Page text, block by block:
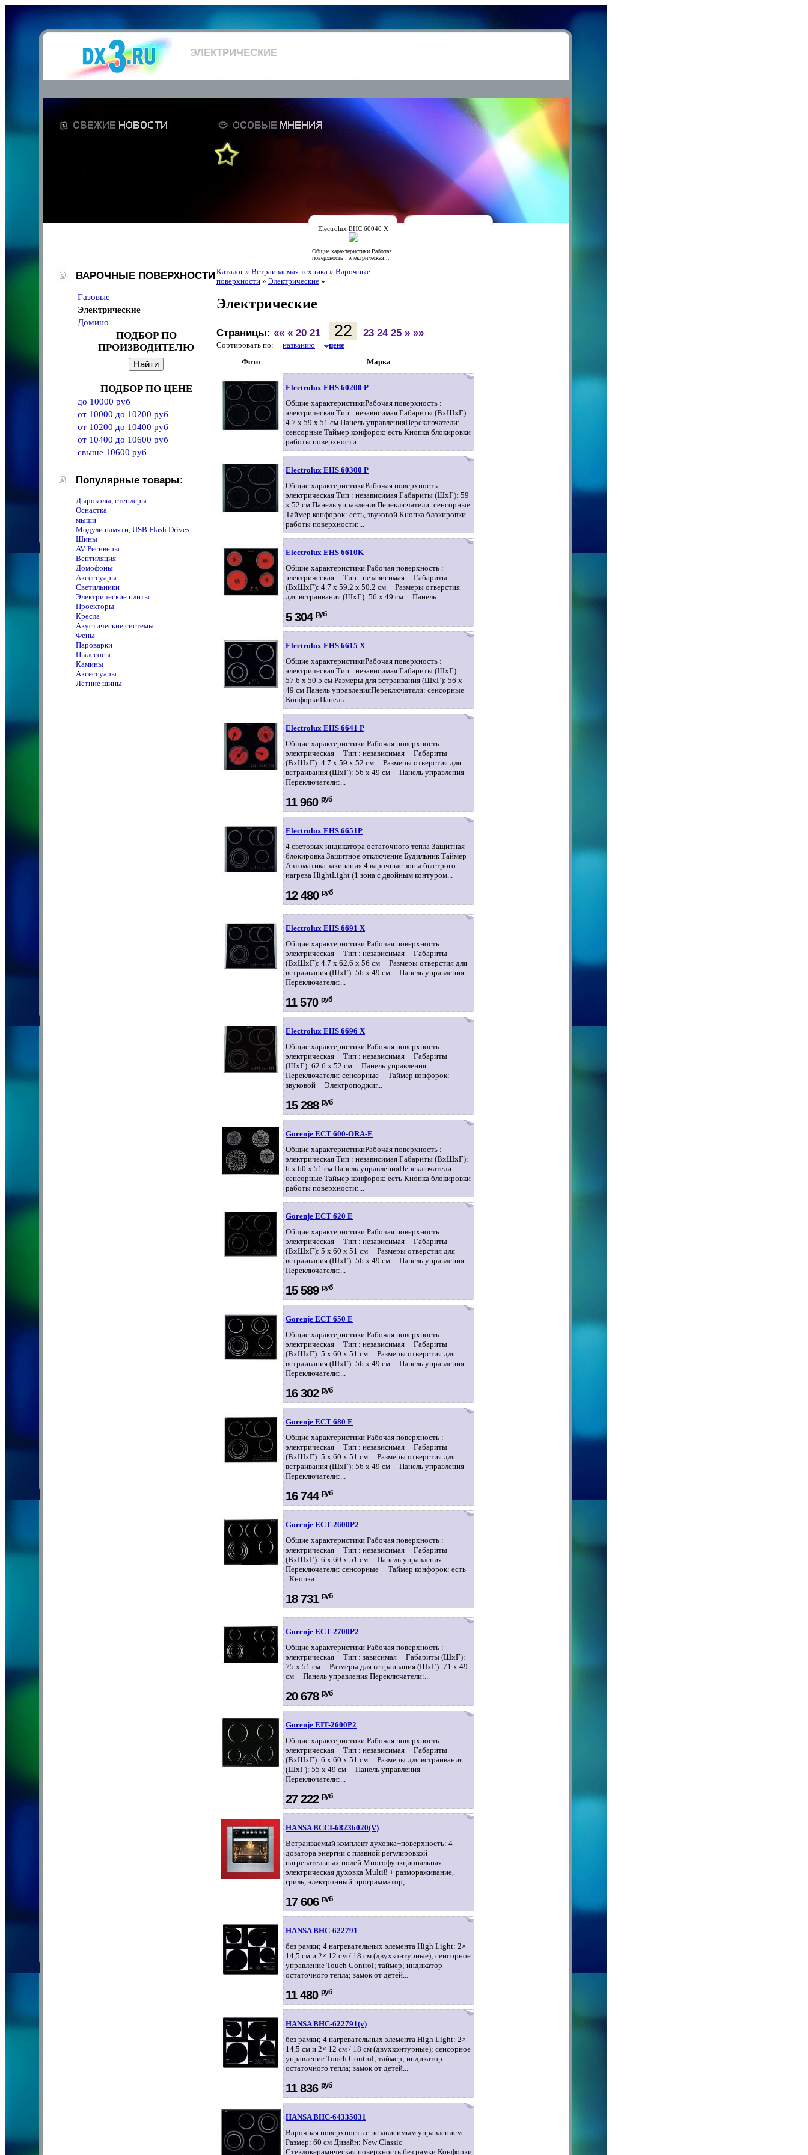
ЭЛЕКТРИЧЕСКИЕ
Electrolux EHC 60040 X
Общие характеристики Рабочая
поверхность : электрическая...
ВАРОЧНЫЕ ПОВЕРХНОСТИ
Газовые
Электрические
Домино
ПОДБОР ПО
ПРОИЗВОДИТЕЛЮ
ПОДБОР ПО ЦЕНЕ
до 10000 руб
от 10000 до 10200 руб
от 10200 до 10400 руб
от 10400 до 10600 руб
свыше 10600 руб
Популярные товары:
Дыроколы, степлеры
Оснастка
мыши
Модули памяти, USB Flash Drives
Шины
AV Ресиверы
Вентиляция
Домофоны
Аксессуары
Светильники
Электрические плиты
Проекторы
Кресла
Акустические системы
Фены
Пароварки
Пылесосы
Камины
Аксессуары
Летние шины
Каталог » Встраиваемая техника » Варочные
поверхности » Электрические »
Электрические
Страницы: «« « 20 21 22 23 24 25 » »»
Сортировать по: названию
цене
Фото
Марка
Electrolux EHS 60200 P
Общие характеристикиРабочая поверхность :
электрическая Тип : независимая Габариты (ВхШхГ):
4.7 x 59 x 51 см Панель управленияПереключатели:
сенсорные Таймер конфорок: есть Кнопка блокировки
работы поверхности:...
Electrolux EHS 60300 P
Общие характеристикиРабочая поверхность :
электрическая Тип : независимая Габариты (ШхГ): 59
x 52 см Панель управленияПереключатели: сенсорные
Таймер конфорок: есть, звуковой Кнопка блокировки
работы поверхности:...
Electrolux EHS 6610K
Общие характеристики Рабочая поверхность :
электрическая Тип : независимая Габариты
(ВхШхГ): 4.7 x 59.2 x 50.2 см Размеры отверстия
для встраивания (ШхГ): 56 x 49 см Панель...
5 304 руб
Electrolux EHS 6615 X
Общие характеристикиРабочая поверхность :
электрическая Тип : независимая Габариты (ШхГ):
57.6 x 50.5 см Размеры для встраивания (ШхГ): 56 x
49 см Панель управленияПереключатели: сенсорные
КонфоркиПанель...
Electrolux EHS 6641 P
Общие характеристики Рабочая поверхность :
электрическая Тип : независимая Габариты
(ВхШхГ): 4.7 x 59 x 52 см Размеры отверстия для
встраивания (ШхГ): 56 x 49 см Панель управления
Переключатели:...
11 960 руб
Electrolux EHS 6651P
4 световых индикатора остаточного тепла Защитная
блокировка Защитное отключение Будильник Таймер
Автоматика закипания 4 варочные зоны быстрого
нагрева HightLight (1 зона с двойным контуром...
12 480 руб
Electrolux EHS 6691 X
Общие характеристики Рабочая поверхность :
электрическая Тип : независимая Габариты
(ВхШхГ): 4.7 x 62.6 x 56 см Размеры отверстия для
встраивания (ШхГ): 56 x 49 см Панель управления
Переключатели:...
11 570 руб
Electrolux EHS 6696 X
Общие характеристики Рабочая поверхность :
электрическая Тип : независимая Габариты
(ШхГ): 62.6 x 52 см Панель управления
Переключатели: сенсорные Таймер конфорок:
звуковой Электроподжиг...
15 288 руб
Gorenje ECT 600-ORA-E
Общие характеристикиРабочая поверхность :
электрическая Тип : независимая Габариты (ВхШхГ):
6 x 60 x 51 см Панель управленияПереключатели:
сенсорные Таймер конфорок: есть Кнопка блокировки
работы поверхности:...
Gorenje ECT 620 E
Общие характеристики Рабочая поверхность :
электрическая Тип : независимая Габариты
(ВхШхГ): 5 x 60 x 51 см Размеры отверстия для
встраивания (ШхГ): 56 x 49 см Панель управления
Переключатели:...
15 589 руб
Gorenje ECT 650 E
Общие характеристики Рабочая поверхность :
электрическая Тип : независимая Габариты
(ВхШхГ): 5 x 60 x 51 см Размеры отверстия для
встраивания (ШхГ): 56 x 49 см Панель управления
Переключатели:...
16 302 руб
Gorenje ECT 680 E
Общие характеристики Рабочая поверхность :
электрическая Тип : независимая Габариты
(ВхШхГ): 5 x 60 x 51 см Размеры отверстия для
встраивания (ШхГ): 56 x 49 см Панель управления
Переключатели:...
16 744 руб
Gorenje ECT-2600P2
Общие характеристики Рабочая поверхность :
электрическая Тип : независимая Габариты
(ВхШхГ): 6 x 60 x 51 см Панель управления
Переключатели: сенсорные Таймер конфорок: есть
Кнопка...
18 731 руб
Gorenje ECT-2700P2
Общие характеристики Рабочая поверхность :
электрическая Тип : зависимая Габариты (ШхГ):
75 x 51 см Размеры для встраивания (ШхГ): 71 x 49
см Панель управления Переключатели:...
20 678 руб
Gorenje EIT-2600P2
Общие характеристики Рабочая поверхность :
электрическая Тип : независимая Габариты
(ВхШхГ): 6 x 60 x 51 см Размеры для встраивания
(ШхГ): 55 x 49 см Панель управления
Переключатели:...
27 222 руб
HANSA BCCI-68236020(V)
Встраиваемый комплект духовка+поверхность: 4
дозатора энергии с плавной регулировкой
нагревательных полей.Многофункциональная
электрическая духовка Multi8 + размораживание,
гриль, электронный программатор,...
17 606 руб
HANSA BHC-622791
без рамки; 4 нагревательных элемента High Light: 2×
14,5 см и 2× 12 см / 18 см (двухконтурные); сенсорное
управление Touch Control; таймер; индикатор
остаточного тепла; замок от детей...
11 480 руб
HANSA BHC-622791(v)
без рамки; 4 нагревательных элемента High Light: 2×
14,5 см и 2× 12 см / 18 см (двухконтурные); сенсорное
управление Touch Control; таймер; индикатор
остаточного тепла; замок от детей...
11 836 руб
HANSA BHC-64335031
Варочная поверхность с независимым управлением
Размер: 60 см Дизайн: New Classic
Стеклокерамическая поверхность без рамки Конфорки